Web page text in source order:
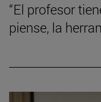
“El profesor
piense, la